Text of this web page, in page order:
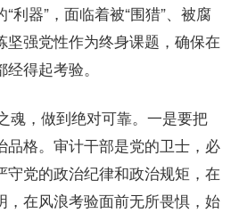
利器”，面临着被“围猎”、被腐
坚强党性作为终身课题，确保在
得起考验。
魂，做到绝对可靠。一是要把
品格。审计干部是党的卫士，必
守党的政治纪律和政治规矩，在
，在风浪考验面前无所畏惧，始